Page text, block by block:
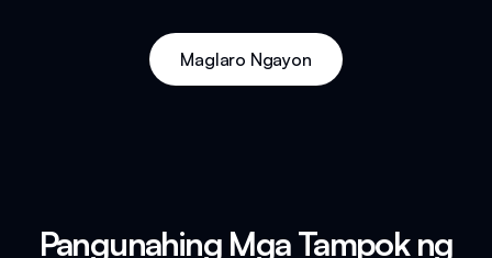
Maglaro Ngayon
Pangunahing Mga Tampok ng